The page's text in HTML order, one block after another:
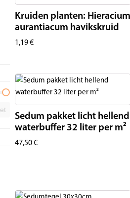
Kruiden planten: Hieracium
aurantiacum havikskruid
1,19€
Sedum pakket licht hellend
waterbuffer 32 liter per m²
47,50€